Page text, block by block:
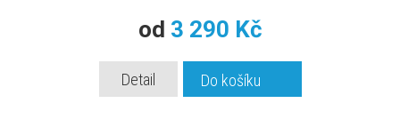
od 3 290 Kč
Detail Do košíku